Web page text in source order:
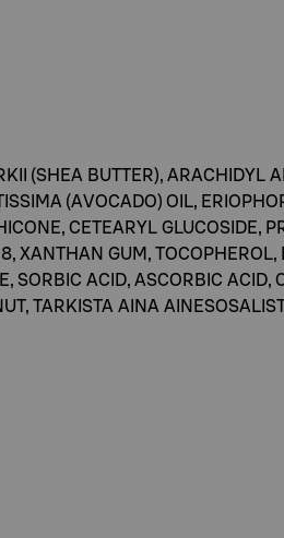
(SHEA BUTTER), ARACHIDYL
(AVOCADO) OIL,
CETEARYL GLUCOSIDE,
XANTHAN GUM,
ACID, ASCORBIC ACID,
TARKISTA AINA